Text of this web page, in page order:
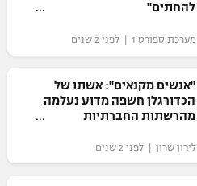
להחתים"
מערכת ספורט 1 | לפני 2 שנים
"אנשים מקנאים": אשתו של
הכדורגלן חשפה מדוע נעלמה
מהרשתות החברתיות
לירון שרון | לפני 2 שנים